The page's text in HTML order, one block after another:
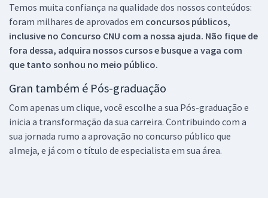
Temos muita confiança na qualidade dos nossos conteúdos:
foram milhares de aprovados em concursos públicos,
inclusive no Concurso CNU com a nossa ajuda. Não fique de
fora dessa, adquira nossos cursos e busque a vaga com
que tanto sonhou no meio público.
Gran também é Pós-graduação
Com apenas um clique, você escolhe a sua Pós-graduação e
inicia a transformação da sua carreira. Contribuindo com a
sua jornada rumo a aprovação no concurso público que
almeja, e já com o título de especialista em sua área.